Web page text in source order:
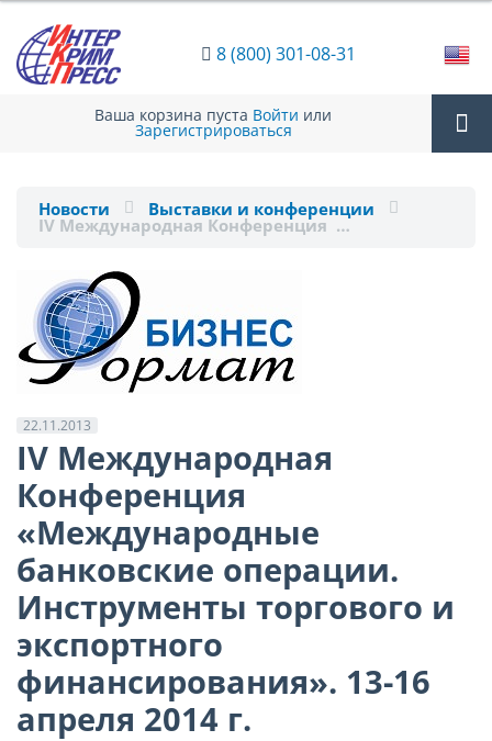
8 (800) 301-08-31
Ваша корзина пуста Войти или
Зарегистрироваться
Новости Выставки и конференции
IV Международная Конференция …
22.11.2013
IV Международная
Конференция
«Международные
банковские операции.
Инструменты торгового и
экспортного
финансирования». 13-16
апреля 2014 г.